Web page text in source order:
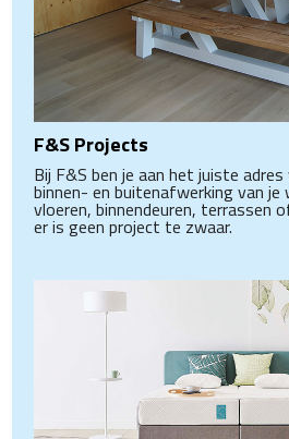
F&S Projects
Bij F&S ben je aan het juiste
binnen- en buitenafwerking van je
vloeren, binnendeuren, terrassen
er is geen project te zwaar.